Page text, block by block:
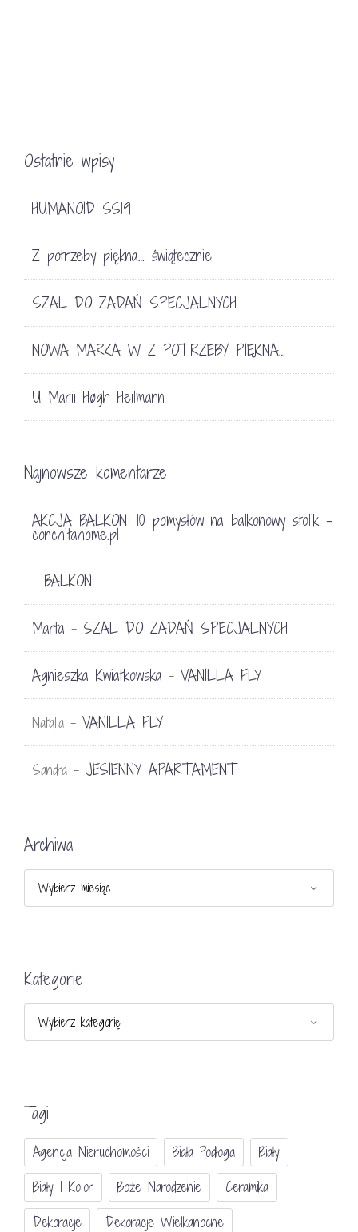
Ostatnie wpisy
HUMANOID SS19
Z potrzeby piękna… świątecznie
SZAL DO ZADAŃ SPECJALNYCH
NOWA MARKA W Z POTRZEBY PIĘKNA…
U Marii Høgh Heilmann
Najnowsze komentarze
AKCJA BALKON: 10 pomysłów na balkonowy stolik -
conchitahome.pl
- BALKON
Marta - SZAL DO ZADAŃ SPECJALNYCH
Agnieszka Kwiatkowska - VANILLA FLY
Natalia - VANILLA FLY
Sandra - JESIENNY APARTAMENT
Archiwa
Kategorie
Tagi
Agencja Nieruchomości Biała Podłoga
Biały
Biały I Kolor
Boże Narodzenie
Ceramika
Dekoracje
Dekoracje Wielkanocne